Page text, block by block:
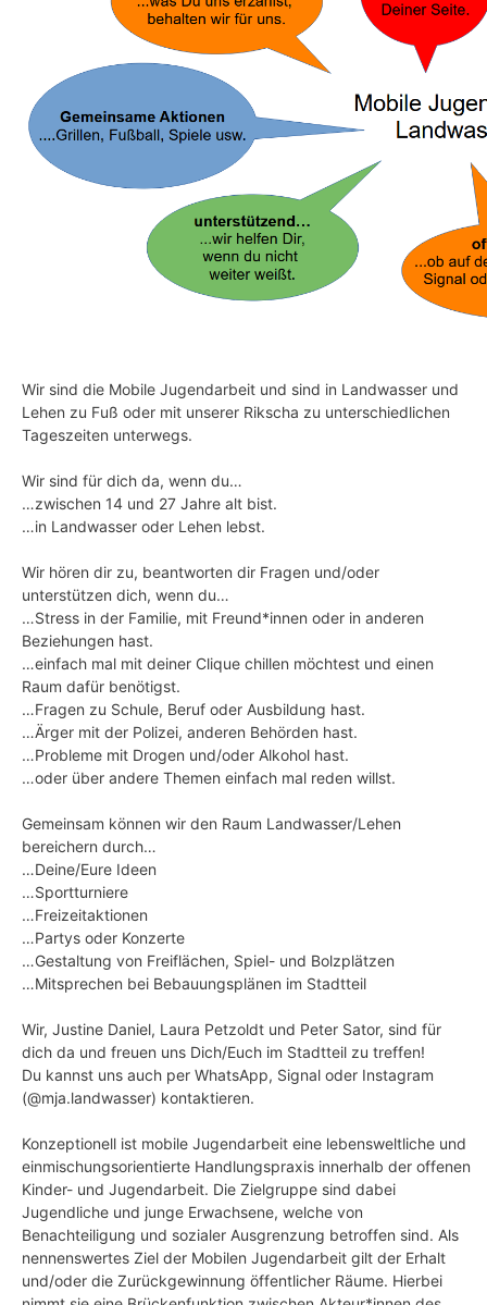
Wir sind die Mobile Jugendarbeit und sind in Landwasser und
Lehen zu Fuß oder mit unserer Rikscha zu unterschiedlichen
Tageszeiten unterwegs.
Wir sind für dich da, wenn du…
…zwischen 14 und 27 Jahre alt bist.
…in Landwasser oder Lehen lebst.
Wir hören dir zu, beantworten dir Fragen und/oder
unterstützen dich, wenn du…
…Stress in der Familie, mit Freund*innen oder in anderen
Beziehungen hast.
…einfach mal mit deiner Clique chillen möchtest und einen
Raum dafür benötigst.
…Fragen zu Schule, Beruf oder Ausbildung hast.
…Ärger mit der Polizei, anderen Behörden hast.
…Probleme mit Drogen und/oder Alkohol hast.
…oder über andere Themen einfach mal reden willst.
Gemeinsam können wir den Raum Landwasser/Lehen
bereichern durch…
…Deine/Eure Ideen
…Sportturniere
…Freizeitaktionen
…Partys oder Konzerte
…Gestaltung von Freiflächen, Spiel- und Bolzplätzen
…Mitsprechen bei Bebauungsplänen im Stadtteil
Wir, Justine Daniel, Laura Petzoldt und Peter Sator, sind für
dich da und freuen uns Dich/Euch im Stadtteil zu treffen!
Du kannst uns auch per WhatsApp, Signal oder Instagram
(@mja.landwasser) kontaktieren.
Konzeptionell ist mobile Jugendarbeit eine lebensweltliche und
einmischungsorientierte Handlungspraxis innerhalb der offenen
Kinder- und Jugendarbeit. Die Zielgruppe sind dabei
Jugendliche und junge Erwachsene, welche von
Benachteiligung und sozialer Ausgrenzung betroffen sind. Als
nennenswertes Ziel der Mobilen Jugendarbeit gilt der Erhalt
und/oder die Zurückgewinnung öffentlicher Räume. Hierbei